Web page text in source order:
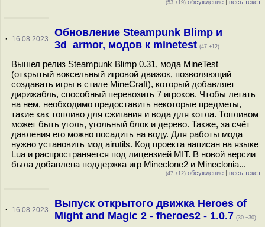
(53 +19) обсуждение | весь текст
· 16.08.2023
Обновление Steampunk Blimp и
3d_armor, модов к minetest (47 +12)
Вышел релиз Steampunk Blimp 0.31, мода MineTest
(открытый воксельный игровой движок, позволяющий
создавать игры в стиле MineCraft), который добавляет
дирижабль, способный перевозить 7 игроков. Чтобы летать
на нем, необходимо предоставить некоторые предметы,
такие как топливо для сжигания и вода для котла. Топливом
может быть уголь, угольный блок и дерево. Также, за счёт
давления его можно посадить на воду. Для работы мода
нужно установить мод airutils. Код проекта написан на языке
Lua и распространяется под лицензией MIT. В новой версии
была добавлена поддержка игр Mineclone2 и Mineclonia...
(47 +12) обсуждение | весь текст
· 16.08.2023
Выпуск открытого движка Heroes of
Might and Magic 2 - fheroes2 - 1.0.7 (30 +30)